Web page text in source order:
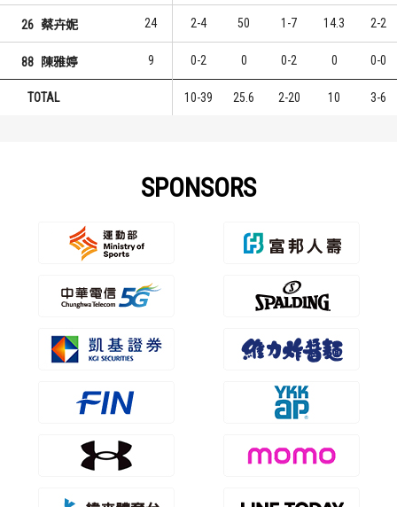
26 蔡卉妮 24 2-4 50 1-7 14.3 2-2
88 陳雅婷 9 0-2 0 0-2 0 0-0
TOTAL 10-39 25.6 2-20 10 3-6
SPONSORS